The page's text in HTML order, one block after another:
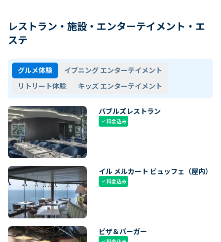
レストラン・施設・エンターテイメント・エ
ステ
グルメ体験
イブニング エンターテイメント
リトリート体験
キッズ エンターテイメント
バブルズレストラン
check料金込み
イル メルカート ビュッフェ（屋内）
check料金込み
ピザ＆バーガー